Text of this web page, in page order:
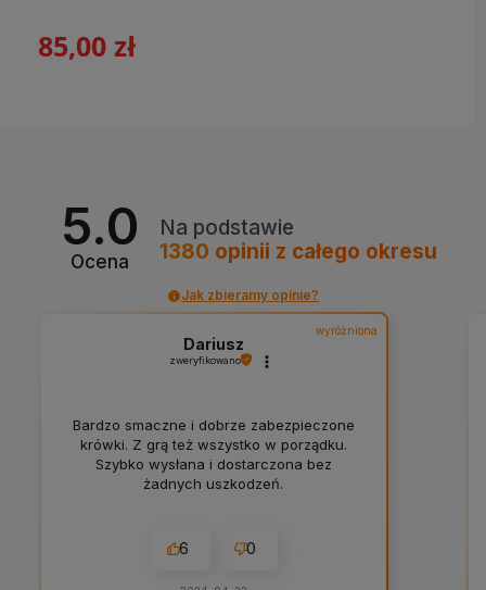
85,00 zł
5.0
Ocena
Na podstawie
1380 opinii z całego okresu
Jak zbieramy opinie?
wyróżniona
Dariusz
zweryfikowano
Bardzo smaczne i dobrze zabezpieczone
krówki. Z grą też wszystko w porządku.
Szybko wysłana i dostarczona bez
żadnych uszkodzeń.
6 0